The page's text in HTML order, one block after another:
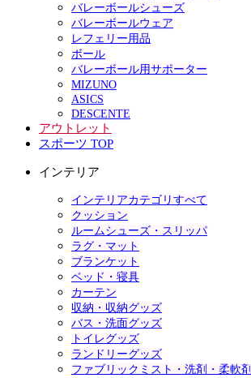
バレーボールシューズ
バレーボールウェア
レフェリー用品
ボール
バレーボール用サポーター
MIZUNO
ASICS
DESCENTE
アウトレット
スポーツ TOP
インテリア
インテリアカテゴリすべて
クッション
ルームシューズ・スリッパ
ラグ・マット
ブランケット
ベッド・寝具
カーテン
収納・収納グッズ
バス・洗面グッズ
トイレグッズ
ランドリーグッズ
ファブリックミスト・洗剤・柔軟剤